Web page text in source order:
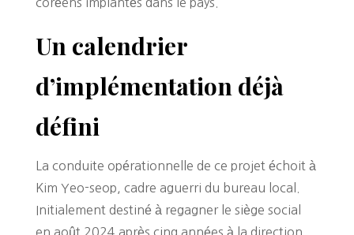
Un calendrier
d’implémentation déjà
défini
La conduite opérationnelle de ce projet échoit à
Kim Yeo-seop, cadre aguerri du bureau local.
Initialement destiné à regagner le siège social
en août 2024 après cinq années à la direction